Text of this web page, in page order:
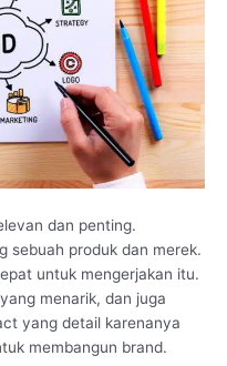
dan penting.
sebuah produk dan merek.
untuk mengerjakan itu.
menarik, dan juga
yang detail karenanya
membangun brand.